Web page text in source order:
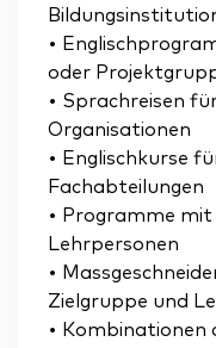
•
oder
• Sprachreisen
Organisationen
• Englischkurse
Fachabteilungen
• Programme
Lehrpersonen
•
Zielgruppe und
• Kombinationen